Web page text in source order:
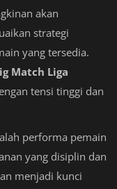
akan
strategi
yang tersedia.
Match Liga
tensi tinggi dan
performa pemain
yang disiplin dan
menjadi kunci